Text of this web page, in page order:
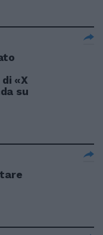
«X
su